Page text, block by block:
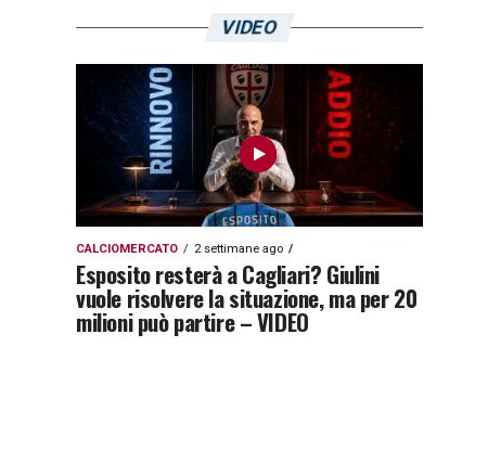
VIDEO
CALCIOMERCATO 2 settimane ago
Esposito resterà a Cagliari? Giulini
vuole risolvere la situazione, ma per 20
milioni può partire – VIDEO